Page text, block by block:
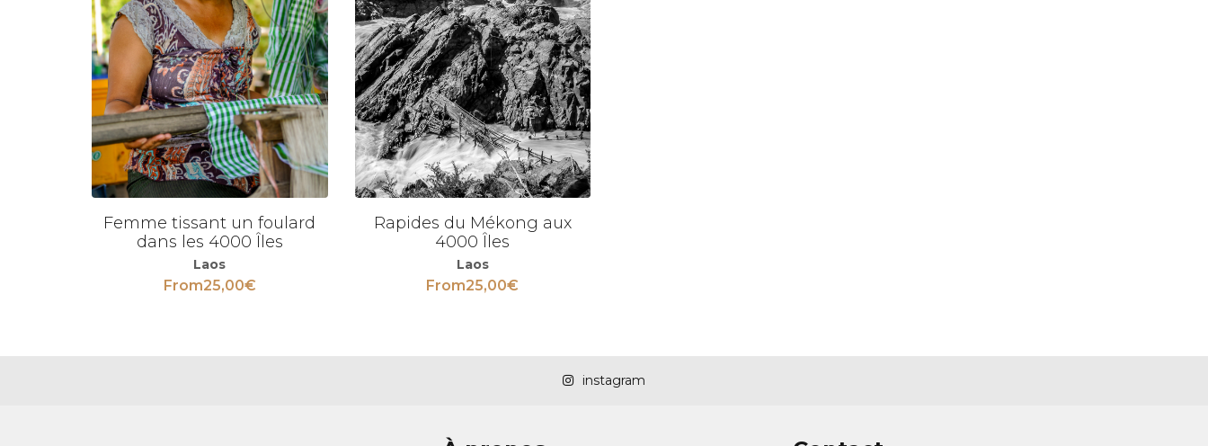
Voir
Femme tissant un foulard
dans les 4000 Îles
Laos
From25,00€
Voir
Rapides du Mékong aux
4000 Îles
Laos
From25,00€
instagram